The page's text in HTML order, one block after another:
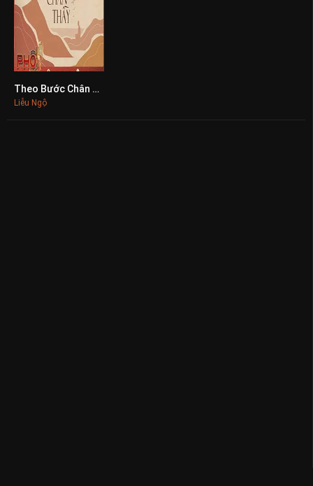
0
Theo Bước Chân Thầy
Liễu Ngộ